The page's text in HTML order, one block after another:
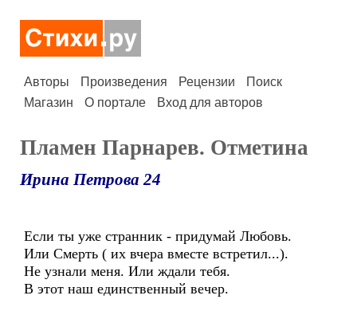
Авторы Произведения Рецензии
Поиск
Магазин
О портале Вход для авторов
Пламен Парнарев. Отметина
Ирина Петрова 24
Если ты уже странник - придумай Любовь.
Или Смерть ( их вчера вместе встретил...).
Не узнали меня. Или ждали тебя.
В этот наш единственный вечер.